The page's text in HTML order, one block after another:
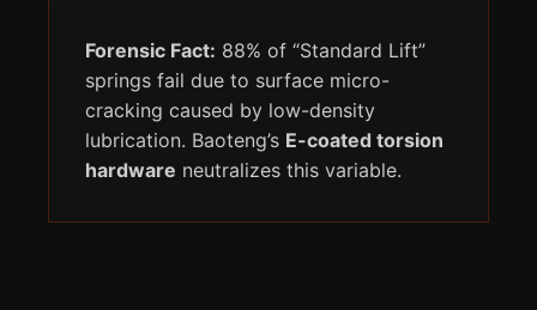
Forensic Fact: 88% of “Standard Lift”
springs fail due to surface micro-
cracking caused by low-density
lubrication. Baoteng’s E-coated torsion
hardware neutralizes this variable.